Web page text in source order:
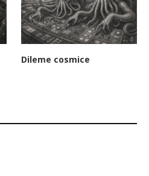
Dileme cosmice